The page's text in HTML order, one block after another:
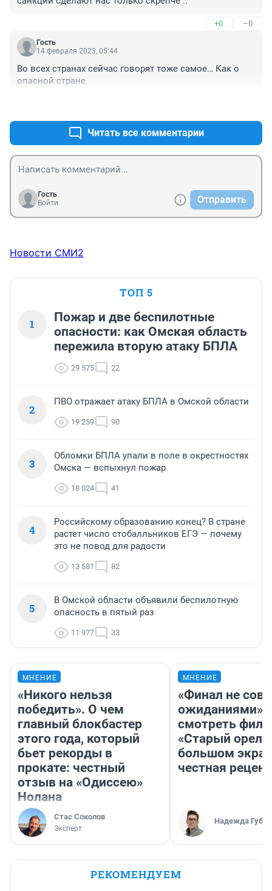
+0 –0
Гость
14 февраля 2023, 05:44
Во всех странах сейчас говорят тоже самое… Как о
опасной стране
Читать все комментарии
Гость
Войти
Отправить
Новости СМИ2
ТОП 5
1
Пожар и две беспилотные
опасности: как Омская область
пережила вторую атаку БПЛА
29 575 22
2
ПВО отражает атаку БПЛА в Омской области
19 259 90
3
Обломки БПЛА упали в поле в окрестностях
Омска — вспыхнул пожар
18 024 41
4
Российскому образованию конец? В стране
растет число стобалльников ЕГЭ — почему
это не повод для радости
13 581 82
5
В Омской области объявили беспилотную
опасность в пятый раз
11 977 33
МНЕНИЕ
«Никого нельзя
победить». О чем
главный блокбастер
этого года, который
бьет рекорды в
прокате: честный
отзыв на «Одиссею»
Нолана
Стас Соколов
Эксперт
МНЕНИЕ
«Финал не
ожиданиями»:
смотреть
«Старый орел»
большом
честная
Надежда
РЕКОМЕНДУЕМ